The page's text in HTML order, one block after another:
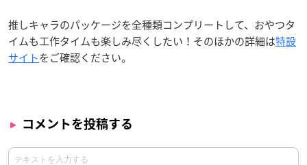
推しキャラのパッケージを全種類コンプリートして、おやつタ
イムも工作タイムも楽しみ尽くしたい！そのほかの詳細は特設
サイトをご確認ください。
コメントを投稿する